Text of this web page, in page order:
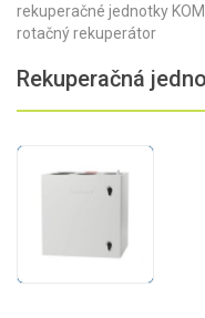
rekuperačné jednotky
rotačný rekuperátor
Rekuperačná